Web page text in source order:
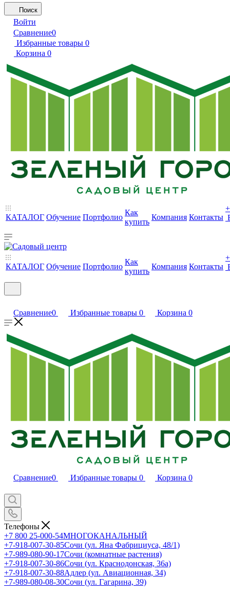
Поиск
Войти
Сравнение0
Избранные товары 0
Корзина 0
КАТАЛОГ Обучение Портфолио
Как
купить
Компания Контакты
+
КАТАЛОГ Обучение Портфолио
Как
купить
Компания Контакты
+
Сравнение0 Избранные товары 0 Корзина 0
Сравнение0 Избранные товары 0 Корзина 0
Телефоны
+7 800 25-000-54МНОГОКАНАЛЬНЫЙ
+7-918-007-30-85Сочи (ул. Яна Фабрициуса, 48/1)
+7-989-080-90-17Сочи (комнатные растения)
+7-918-007-30-86Сочи (ул. Краснодонская, 36а)
+7-918-007-30-88Адлер (ул. Авиационная, 34)
+7-989-080-08-30Сочи (ул. Гагарина, 39)